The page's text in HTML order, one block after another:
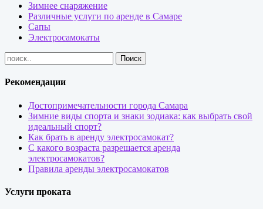
Зимнее снаряжение
Различные услуги по аренде в Самаре
Сапы
Электросамокаты
Рекомендации
Достопримечательности города Самара
Зимние виды спорта и знаки зодиака: как выбрать свой
идеальный спорт?
Как брать в аренду электросамокат?
С какого возраста разрешается аренда
электросамокатов?
Правила аренды электросамокатов
Услуги проката